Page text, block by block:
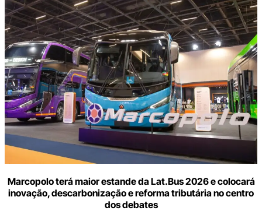
Marcopolo terá maior estande da Lat.Bus 2026 e colocará
inovação, descarbonização e reforma tributária no centro
dos debates